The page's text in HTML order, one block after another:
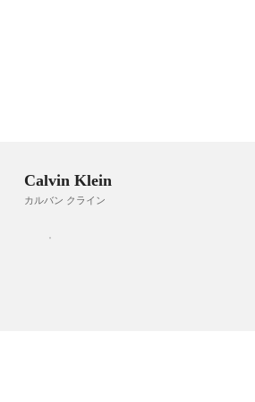
Calvin Klein
カルバン クライン